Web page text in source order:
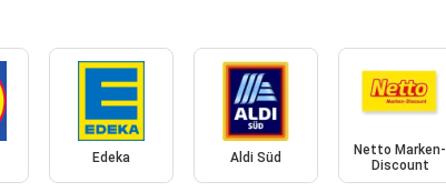
Edeka Aldi Süd
Netto Marken-
Discount